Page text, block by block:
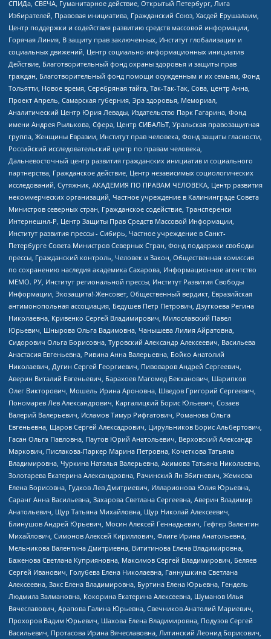
СПИДа, СВЕЧА, Гуманитарное действие, Открытый Петербург, Лига
Избирателей, Правовая инициатива, Гражданский Союз, Хасдей Ерушалаим,
Центр поддержки и содействия развитию средств массовой информации,
Горячая Линия, В защиту прав заключенных, Институт глобализации и
социальных движений, Центр социально-информационных инициатив
Действие, Благотворительный фонд охраны здоровья и защиты прав
граждан, Благотворительный фонд помощи осужденным и их семьям, Фонд
Тольятти, Новое время, Серебряная тайга, Так-Так-Так, Сова, центр Анна,
Проект Апрель, Самарская губерния, Эра здоровья, Мемориал,
Аналитический Центр Юрия Левады, Издательство Парк Гагарина, Фонд
имени Андрея Рылькова, Сфера, Центр СИБАЛЬТ, Уральская правозащитная
группа, Женщины Евразии, Институт прав человека, Фонд защиты гласности,
Российский исследовательский центр по правам человека,
Дальневосточный центр развития гражданских инициатив и социального
партнерства, Гражданское действие, Центр независимых социологических
исследований, Сутяжник, АКАДЕМИЯ ПО ПРАВАМ ЧЕЛОВЕКА, Центр развития
некоммерческих организаций, Частное учреждение в Калининграде Совета
Министров северных стран, Гражданское содействие, Трансперенси
Интернешнл-Р, Центр Защиты Прав Средств Массовой Информации,
Институт развития прессы - Сибирь, Частное учреждение в Санкт-
Петербурге Совета Министров Северных Стран, Фонд поддержки свободы
прессы, Гражданский контроль, Человек и Закон, Общественная комиссия
по сохранению наследия академика Сахарова, Информационное агентство
МЕМО. РУ, Институт региональной прессы, Институт Развития Свободы
Информации, Экозащита!-Женсовет, Общественный вердикт, Евразийская
антимонопольная ассоциация, Бедушев Петр Петрович, Дзугкоева Регина
Николаевна, Кривенко Сергей Владимирович, Милославский Павел
Юрьевич, Шнырова Ольга Вадимовна, Чанышева Лилия Айратовна,
Сидорович Ольга Борисовна, Туровский Александр Алексеевич, Васильева
Анастасия Евгеньевна, Ривина Анна Валерьевна, Бойко Анатолий
Николаевич, Дугин Сергей Георгиевич, Пивоваров Андрей Сергеевич,
Аверин Виталий Евгеньевич, Барахоев Магомед Бекханович, Шарипков
Олег Викторович, Мошель Ирина Ароновна, Шведов Григорий Сергеевич,
Пономарев Лев Александрович, Каргалицкий Борис Юльевич, Созаев
Валерий Валерьевич, Исламов Тимур Рифгатович, Романова Ольга
Евгеньевна, Щаров Сергей Алексадрович, Цирульников Борис Альбертович,
Гасан Ольга Павловна, Паутов Юрий Анатольевич, Верховский Александр
Маркович, Пислакова-Паркер Марина Петровна, Кочеткова Татьяна
Владимировна, Чуркина Наталья Валерьевна, Акимова Татьяна Николаевна,
Золотарева Екатерина Александровна, Рачинский Ян Збигневич, Жемкова
Елена Борисовна, Гудков Лев Дмитриевич, Илларионова Юлия Юрьевна,
Саранг Анна Васильевна, Захарова Светлана Сергеевна, Аверин Владимир
Анатольевич, Щур Татьяна Михайловна, Щур Николай Алексеевич,
Блинушов Андрей Юрьевич, Мосин Алексей Геннадьевич, Гефтер Валентин
Михайлович, Симонов Алексей Кириллович, Флиге Ирина Анатольевна,
Мельникова Валентина Дмитриевна, Вититинова Елена Владимировна,
Баженова Светлана Куприяновна, Максимов Сергей Владимирович, Беляев
Сергей Иванович, Голубева Елена Николаевна, Ганнушкина Светлана
Алексеевна, Закс Елена Владимировна, Буртина Елена Юрьевна, Гендель
Людмила Залмановна, Кокорина Екатерина Алексеевна, Шуманов Илья
Вячеславович, Арапова Галина Юрьевна, Свечников Анатолий Мариевич,
Прохоров Вадим Юрьевич, Шахова Елена Владимировна, Подузов Сергей
Васильевич, Протасова Ирина Вячеславовна, Литинский Леонид Борисович,